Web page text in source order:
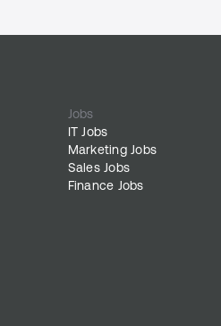
Jobs
IT Jobs
Marketing Jobs
Sales Jobs
Finance Jobs